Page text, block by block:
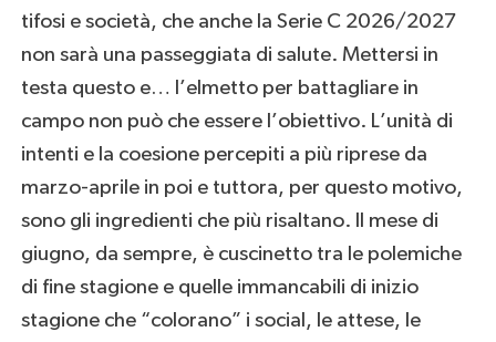
tifosi e società, che anche la Serie C 2026/2027
non sarà una passeggiata di salute. Mettersi in
testa questo e… l’elmetto per battagliare in
campo non può che essere l’obiettivo. L’unità di
intenti e la coesione percepiti a più riprese da
marzo-aprile in poi e tuttora, per questo motivo,
sono gli ingredienti che più risaltano. Il mese di
giugno, da sempre, è cuscinetto tra le polemiche
di fine stagione e quelle immancabili di inizio
stagione che “colorano” i social, le attese, le